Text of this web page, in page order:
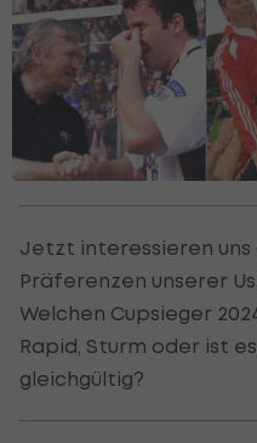
Jetzt interessieren
Präferenzen unserer
Welchen Cupsieger
Rapid, Sturm oder ist
gleichgültig?